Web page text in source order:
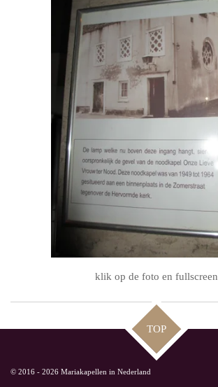
klik op de foto en fullscreen
TOP
© 2016 - 2026 Mariakapellen in Nederland